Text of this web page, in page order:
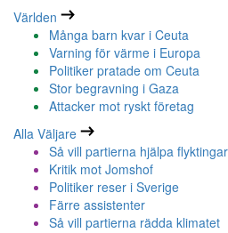
Världen
Många barn kvar i Ceuta
Varning för värme i Europa
Politiker pratade om Ceuta
Stor begravning i Gaza
Attacker mot ryskt företag
Alla Väljare
Så vill partierna hjälpa flyktingar
Kritik mot Jomshof
Politiker reser i Sverige
Färre assistenter
Så vill partierna rädda klimatet